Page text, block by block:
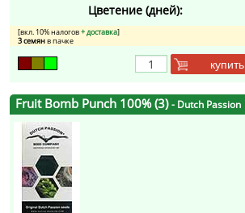
Цветение (дней):
[вкл. 10% налогов+ доставка]
3 семянв пачке
купить
Fruit Bomb Punch 100% (3)- Dutch Passion